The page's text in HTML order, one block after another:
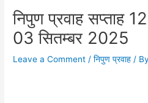
निपुण प्रवाह सप्ताह
03 सितम्बर 2025
Leave a Comment /निपुण प्रवाह / By